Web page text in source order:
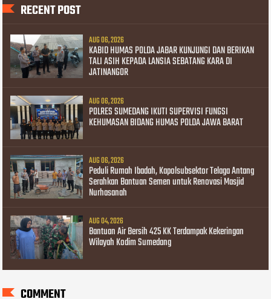
RECENT POST
AUG 06, 2026
KABID HUMAS POLDA JABAR KUNJUNGI DAN BERIKAN
TALI ASIH KEPADA LANSIA SEBATANG KARA DI
JATINANGOR
AUG 06, 2026
POLRES SUMEDANG IKUTI SUPERVISI FUNGSI
KEHUMASAN BIDANG HUMAS POLDA JAWA BARAT
AUG 06, 2026
Peduli Rumah Ibadah, Kapolsubsektor Telaga Antang
Serahkan Bantuan Semen untuk Renovasi Masjid
Nurhasanah
AUG 04, 2026
Bantuan Air Bersih 425 KK Terdampak Kekeringan
Wilayah Kodim Sumedang
COMMENT